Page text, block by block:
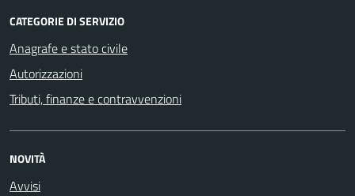
CATEGORIE DI SERVIZIO
Anagrafe e stato civile
Autorizzazioni
Tributi, finanze e contravvenzioni
NOVITÀ
Avvisi